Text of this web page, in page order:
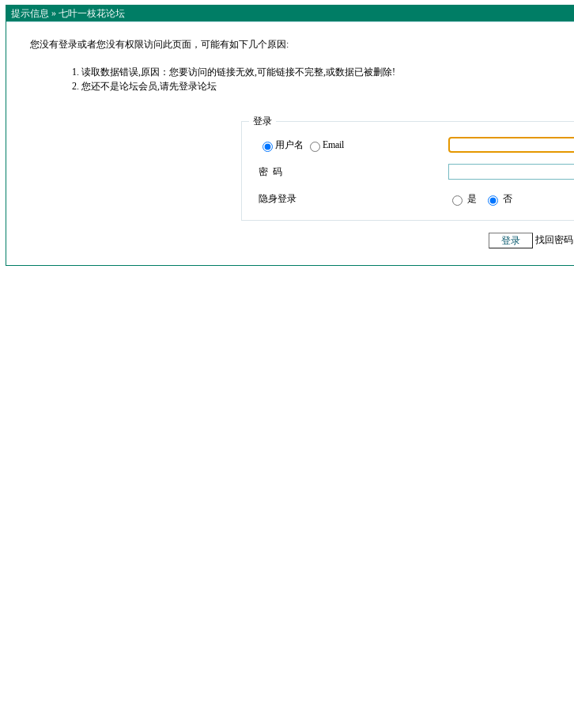
提示信息 » 七叶一枝花论坛
您没有登录或者您没有权限访问此页面，可能有如下几个原因:
读取数据错误,原因：您要访问的链接无效,可能链接不完整,或数据已被删除!
您还不是论坛会员,请先登录论坛
登录
用户名 Email
密 码
隐身登录 是 否
找回密码